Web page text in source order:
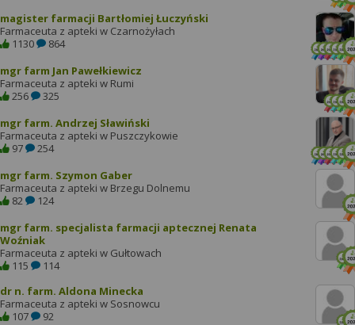
magister farmacji Bartłomiej Łuczyński
Farmaceuta z apteki w Czarnożyłach
1130
864
mgr farm Jan Pawełkiewicz
Farmaceuta z apteki w Rumi
256
325
mgr farm. Andrzej Sławiński
Farmaceuta z apteki w Puszczykowie
97
254
mgr farm. Szymon Gaber
Farmaceuta z apteki w Brzegu Dolnemu
82
124
mgr farm. specjalista farmacji aptecznej Renata
Woźniak
Farmaceuta z apteki w Gułtowach
115
114
dr n. farm. Aldona Minecka
Farmaceuta z apteki w Sosnowcu
107
92